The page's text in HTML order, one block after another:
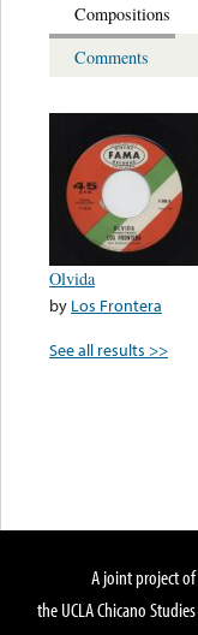
Compositions
Comments
Olvida
by Los Frontera
See all results >>
A joint project of
the UCLA Chicano Studies